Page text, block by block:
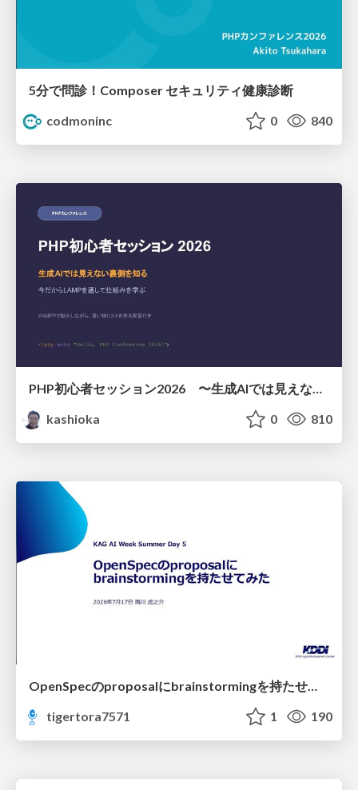
5分で問診！Composer セキュリティ健康診断
codmoninc
0 840
kashioka
0 810
OpenSpecのproposalにbrainstormingを持たせてみた
tigertora7571
1 190